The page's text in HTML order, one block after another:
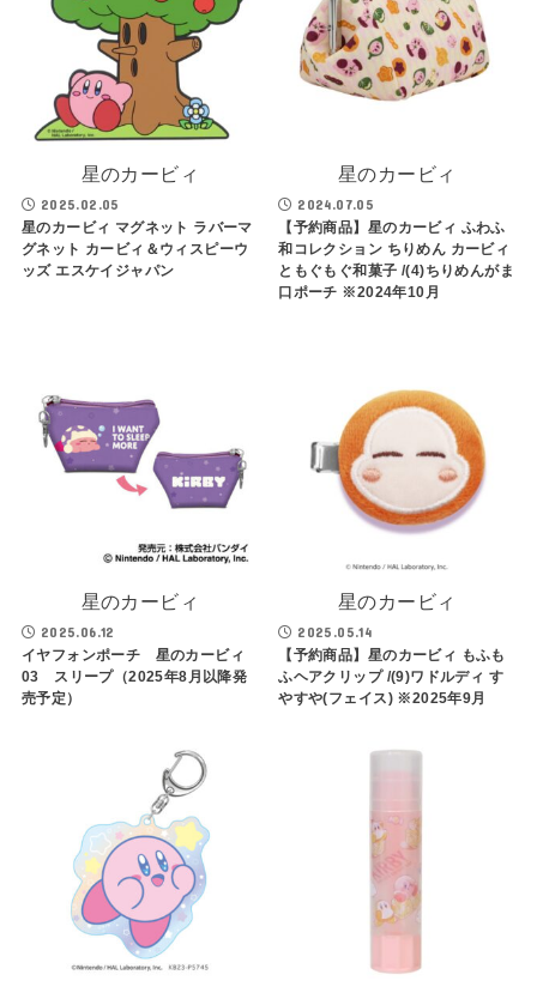
星のカービィ
2025.02.05
星のカービィ マグネット ラバーマ
グネット カービィ＆ウィスピーウ
ッズ エスケイジャパン
星のカービィ
2024.07.05
【予約商品】星のカービィ ふわふ
和コレクション ちりめん カービィ
ともぐもぐ和菓子 /(4)ちりめんがま
口ポーチ ※2024年10月
星のカービィ
2025.06.12
イヤフォンポーチ 星のカービィ
03 スリープ（2025年8月以降発
売予定）
星のカービィ
2025.05.14
【予約商品】星のカービィ もふも
ふヘアクリップ /(9)ワドルディ す
やすや(フェイス) ※2025年9月